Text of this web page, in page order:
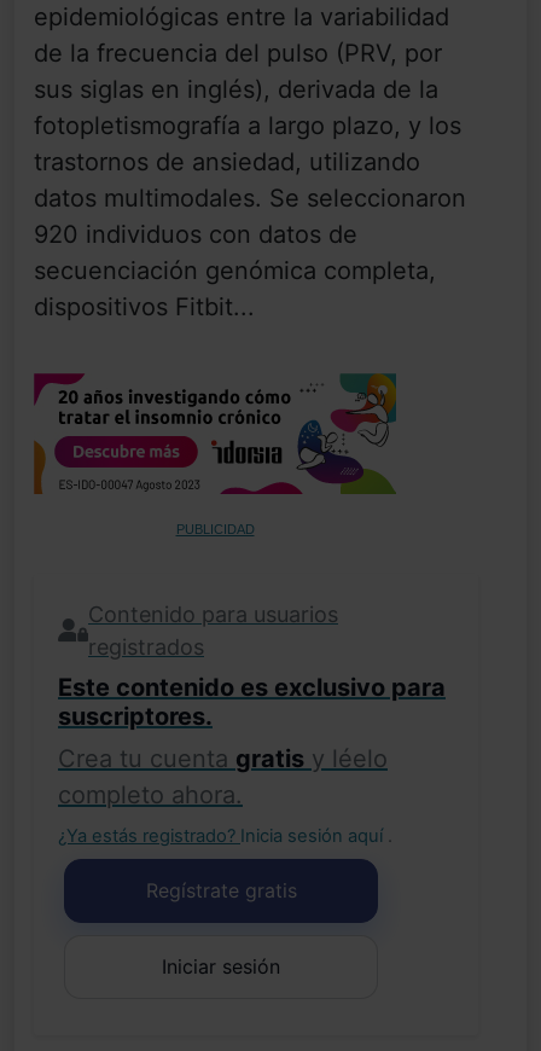
epidemiológicas entre la variabilidad
de la frecuencia del pulso (PRV, por
sus siglas en inglés), derivada de la
fotopletismografía a largo plazo, y los
trastornos de ansiedad, utilizando
datos multimodales. Se seleccionaron
920 individuos con datos de
secuenciación genómica completa,
dispositivos Fitbit...
PUBLICIDAD
Contenido para usuarios
registrados
Este contenido es exclusivo para
suscriptores.
Crea tu cuenta gratis y léelo
completo ahora.
¿Ya estás registrado? Inicia sesión aquí
Regístrate gratis
Iniciar sesión